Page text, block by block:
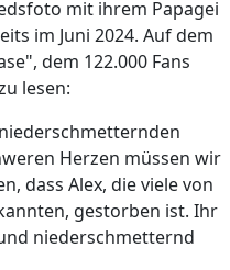
mit ihrem Papagei
im Juni 2024. Auf dem
dem 122.000 Fans
lesen:
Herzen müssen wir
dass Alex, die viele von
gestorben ist. Ihr
niederschmetternd